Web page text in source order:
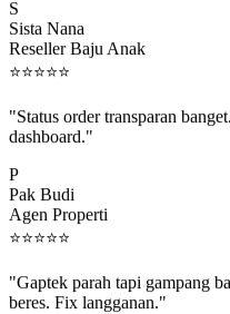
Sista Nana
Reseller Baju Anak
⭐⭐⭐⭐⭐
dashboard."
Pak Budi
Agen Properti
⭐⭐⭐⭐⭐
beres. Fix langganan."